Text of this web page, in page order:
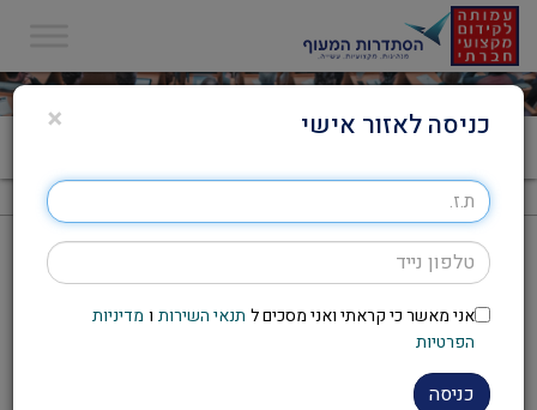
טפסי הגשת מועמדות ועדים מנהלים 2020
× כניסה לאזור אישי
אני מאשר כי קראתי ואני מסכים ל תנאי השירות ו מדיניות
הפרטיות
כניסה